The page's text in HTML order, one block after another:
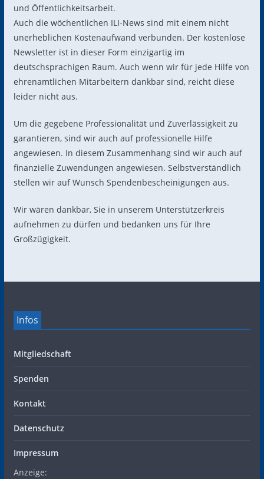
und Öffentlichkeitsarbeit.
Auch die wöchentlichen ILI-News sind mit einem nicht
unerheblichen Kostenaufwand verbunden. Der kostenlose
Newsletter ist in dieser Form einzigartig im
deutschsprachigen Raum. Auch wenn wir für jede Hilfe von
ehrenamtlichen Mitarbeitern dankbar sind, reicht diese
leider nicht aus.
Um die gegebene Professionalität und Zuverlässigkeit zu
garantieren, sind wir auch auf professionelle Hilfe
angewiesen. In diesem Zusammenhang sind wir auch auf
finanzielle Zuwendungen angewiesen. Selbstverständlich
stellen wir auf Wunsch Spendenbescheinigungen aus.
Wir wären dankbar, Sie in unserem Unterstützerkreis
aufnehmen zu dürfen und bedanken uns für Ihre
Großzügigkeit.
Infos
Mitgliedschaft
Spenden
Kontakt
Datenschutz
Impressum
Anzeige: